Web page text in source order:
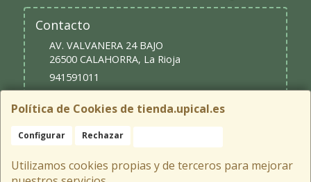
Política de Cookies de tienda.upical.es
Configurar Rechazar
Utilizamos cookies propias y de terceros para mejorar
Contacto
AV. VALVANERA 24 BAJO
26500 CALAHORRA, La Rioja
941591011
upical@upical.es
Horario
9:30 - 13:30 y 16:30 - 20:00